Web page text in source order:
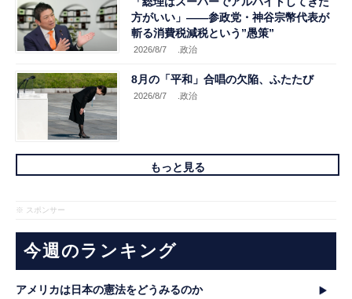
方がいい」――参政党・神谷宗幣代表が
斬る消費税減税という”愚策”
2026/8/7 .政治
8月の「平和」合唱の欠陥、ふたたび
2026/8/7 .政治
もっと見る
※ スポンサー
今週のランキング
アメリカは日本の憲法をどうみるのか